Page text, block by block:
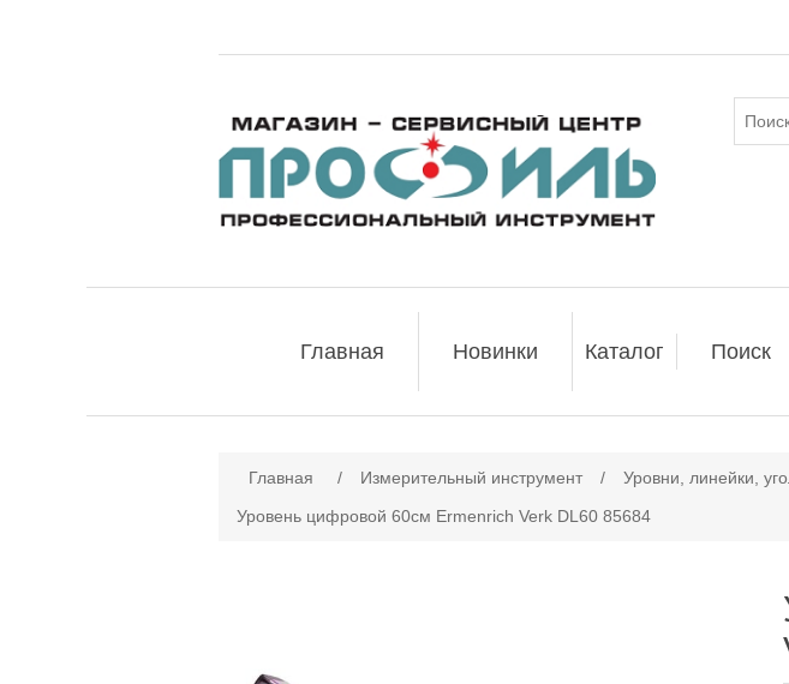
Главная Новинки Каталог Поиск
Главная / Измерительный инструмент / Уровни, линейки,
Уровень цифровой 60см Ermenrich Verk DL60 85684